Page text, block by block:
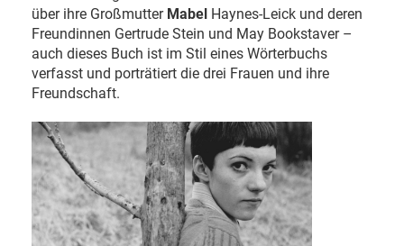
über ihre Großmutter Mabel Haynes-Leick und deren
Freundinnen Gertrude Stein und May Bookstaver –
auch dieses Buch ist im Stil eines Wörterbuchs
verfasst und porträtiert die drei Frauen und ihre
Freundschaft.